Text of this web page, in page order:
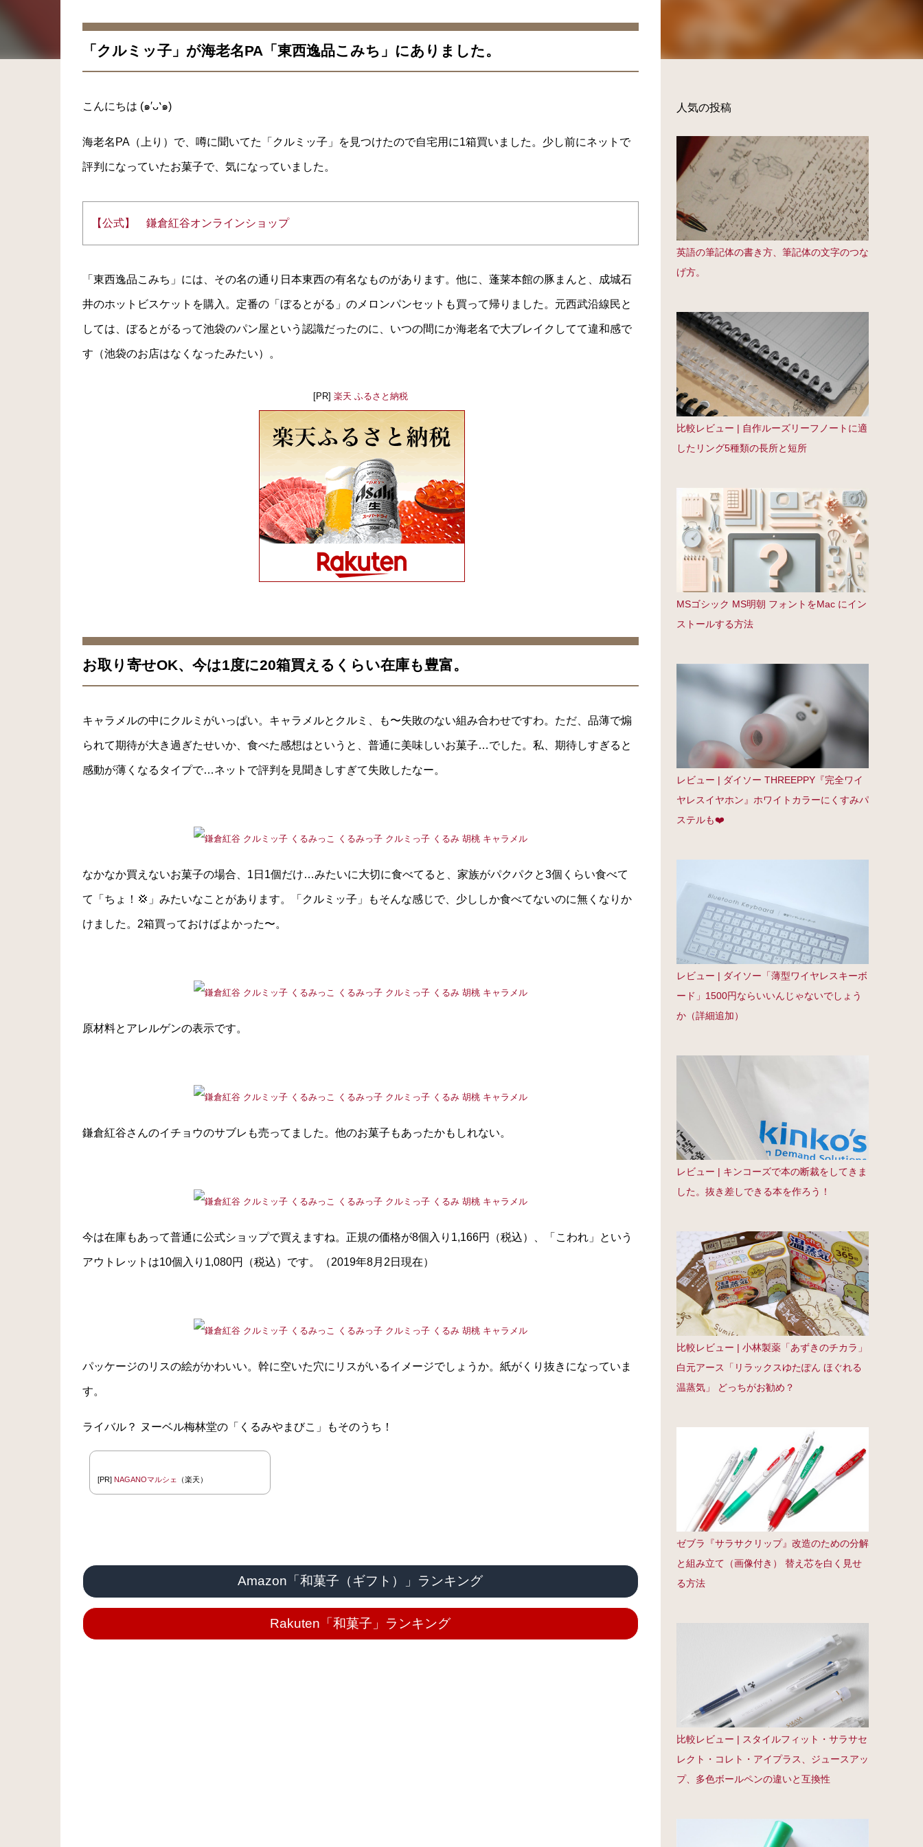
「クルミッ子」が海老名PA「東西逸品こみち」にありました。
こんにちは (๑′ᴗ‵๑)
海老名PA（上り）で、噂に聞いてた「クルミッ子」を見つけたので自宅用に1箱買いました。少し前にネットで
評判になっていたお菓子で、気になっていました。
【公式】 鎌倉紅谷オンラインショップ
「東西逸品こみち」には、その名の通り日本東西の有名なものがあります。他に、蓬莱本館の豚まんと、成城石
井のホットビスケットを購入。定番の「ぼるとがる」のメロンパンセットも買って帰りました。元西武沿線民と
しては、ぼるとがるって池袋のパン屋という認識だったのに、いつの間にか海老名で大ブレイクしてて違和感で
す（池袋のお店はなくなったみたい）。
[PR] 楽天 ふるさと納税
お取り寄せOK、今は1度に20箱買えるくらい在庫も豊富。
キャラメルの中にクルミがいっぱい。キャラメルとクルミ、も〜失敗のない組み合わせですわ。ただ、品薄で煽
られて期待が大き過ぎたせいか、食べた感想はというと、普通に美味しいお菓子…でした。私、期待しすぎると
感動が薄くなるタイプで…ネットで評判を見聞きしすぎて失敗したなー。
なかなか買えないお菓子の場合、1日1個だけ…みたいに大切に食べてると、家族がパクパクと3個くらい食べて
て「ちょ！💢」みたいなことがあります。「クルミッ子」もそんな感じで、少ししか食べてないのに無くなりか
けました。2箱買っておけばよかった〜。
原材料とアレルゲンの表示です。
鎌倉紅谷さんのイチョウのサブレも売ってました。他のお菓子もあったかもしれない。
今は在庫もあって普通に公式ショップで買えますね。正規の価格が8個入り1,166円（税込）、「こわれ」という
アウトレットは10個入り1,080円（税込）です。（2019年8月2日現在）
パッケージのリスの絵がかわいい。幹に空いた穴にリスがいるイメージでしょうか。紙がくり抜きになっていま
す。
ライバル？ ヌーベル梅林堂の「くるみやまびこ」もそのうち！
[PR] NAGANOマルシェ （楽天）
Amazon「和菓子（ギフト）」ランキング
Rakuten「和菓子」ランキング
人気の投稿
英語の筆記体の書き方、筆記体の文字のつな
げ方。
比較レビュー | 自作ルーズリーフノートに適
したリング5種類の長所と短所
MSゴシック MS明朝 フォントをMac にイン
ストールする方法
レビュー | ダイソー THREEPPY『完全ワイ
ヤレスイヤホン』ホワイトカラーにくすみパ
ステルも❤️
レビュー | ダイソー「薄型ワイヤレスキーボ
ード」1500円ならいいんじゃないでしょう
か（詳細追加）
レビュー | キンコーズで本の断裁をしてきま
した。抜き差しできる本を作ろう！
比較レビュー | 小林製薬「あずきのチカラ」
白元アース「リラックスゆたぽん ほぐれる
温蒸気」 どっちがお勧め？
ゼブラ『サラサクリップ』改造のための分解
と組み立て（画像付き） 替え芯を白く見せ
る方法
比較レビュー | スタイルフィット・サラサセ
レクト・コレト・アイプラス、ジュースアッ
プ、多色ボールペンの違いと互換性